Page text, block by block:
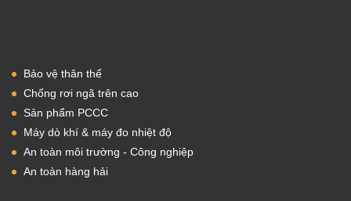
Bảo vệ thân thể
Chống rơi ngã trên cao
Sản phẩm PCCC
Máy dò khí & máy đo nhiệt độ
An toàn môi trường - Công nghiệp
An toàn hàng hải